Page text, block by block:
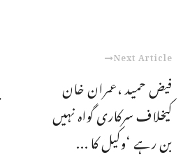
Next Article
فیض حمید ،عمران خان
کیخلاف سرکاری گواہ نہیں
بن رہے ‘وکیل کا ...